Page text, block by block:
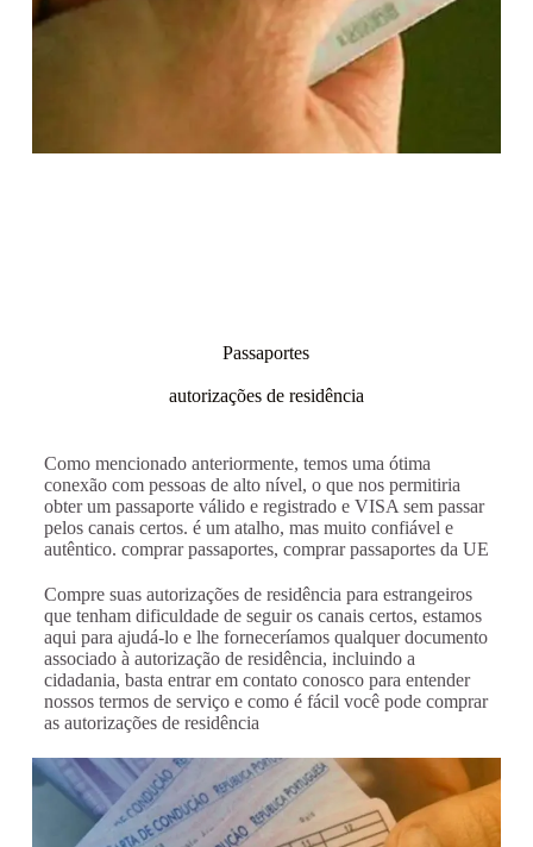
Passaportes
autorizações de residência
Como mencionado anteriormente, temos uma ótima
conexão com pessoas de alto nível, o que nos permitiria
obter um passaporte válido e registrado e VISA sem passar
pelos canais certos. é um atalho, mas muito confiável e
autêntico. comprar passaportes, comprar passaportes da UE
Compre suas autorizações de residência para estrangeiros
que tenham dificuldade de seguir os canais certos, estamos
aqui para ajudá-lo e lhe forneceríamos qualquer documento
associado à autorização de residência, incluindo a
cidadania, basta entrar em contato conosco para entender
nossos termos de serviço e como é fácil você pode comprar
as autorizações de residência